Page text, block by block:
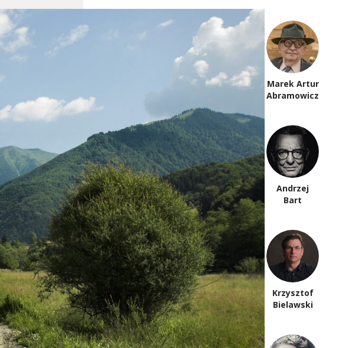
Marek Artur
Abramowicz
Piotr
Anderszewski
Andrzej
Bart
Paweł Bem
Krzysztof
Bielawski